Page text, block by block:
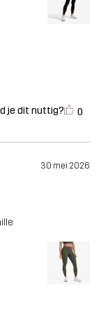
je dit nuttig? 0
30 mei 2026